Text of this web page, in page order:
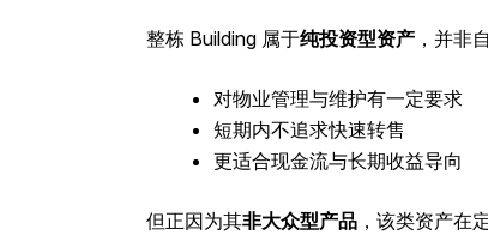
整栋 Building 属于纯投资型资产 ，并非
对物业管理与维护有一定要求
短期内不追求快速转售
更适合现金流与长期收益导向
但正因为其非大众型产品 ，该类资产在